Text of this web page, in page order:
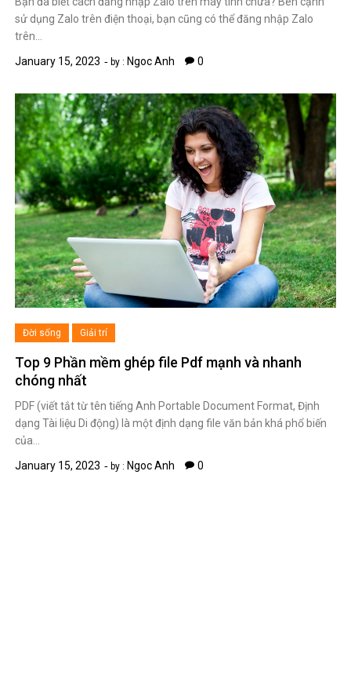
sử dụng Zalo trên điện thoại, bạn cũng có thể đăng nhập Zalo
trên…
January 15, 2023
by : Ngoc Anh 0
Đời sống Giải trí
Top 9 Phần mềm ghép file Pdf mạnh và nhanh
chóng nhất
PDF (viết tắt từ tên tiếng Anh Portable Document Format, Định
dạng Tài liệu Di động) là một định dạng file văn bản khá phổ biến
của…
January 15, 2023
by : Ngoc Anh 0